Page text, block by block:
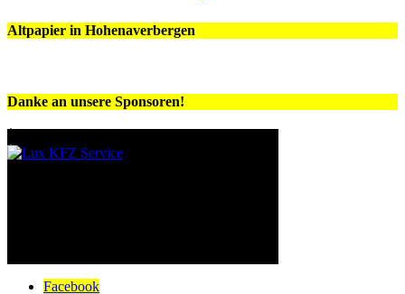
Altpapier in Hohenaverbergen
Danke an unsere Sponsoren!
Facebook